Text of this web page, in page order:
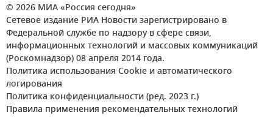
© 2026 МИА «Россия сегодня»
Сетевое издание РИА Новости зарегистрировано в
Федеральной службе по надзору в сфере связи,
информационных технологий и массовых коммуникаций
(Роскомнадзор) 08 апреля 2014 года.
Политика использования Cookie и автоматического
логирования
Политика конфиденциальности (ред. 2023 г.)
Правила применения рекомендательных технологий